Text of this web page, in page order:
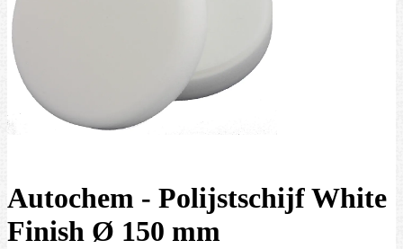
Autochem - Polijstschijf White
Finish Ø 150 mm